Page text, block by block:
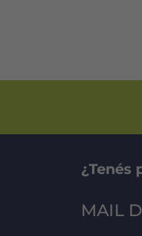
¿Tenés
MAIL